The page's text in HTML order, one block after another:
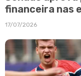
financeira nas
17/07/2026